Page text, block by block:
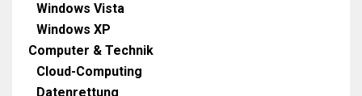
Windows Vista
Windows XP
Computer & Technik
Cloud-Computing
Datenrettung